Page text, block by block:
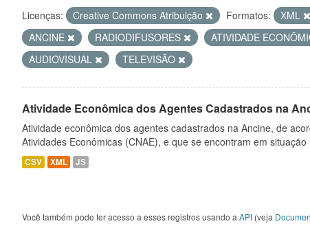
Licenças: Creative Commons Atribuição Formatos: XML
ANCINE
RADIODIFUSORES ATIVIDADE
AUDIOVISUAL
TELEVISÃO
Atividade Econômica dos Agentes Cadastrados na
Atividade econômica dos agentes cadastrados na Ancine, de
Atividades Econômicas (CNAE), e que se encontram em situação
CSV XML JS
Você também pode ter acesso a esses registros usando a API (veja